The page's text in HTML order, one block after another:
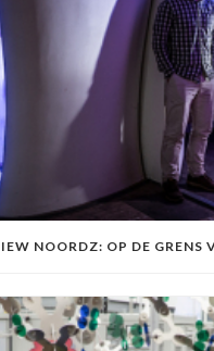
NOORDZ: OP DE GRENS